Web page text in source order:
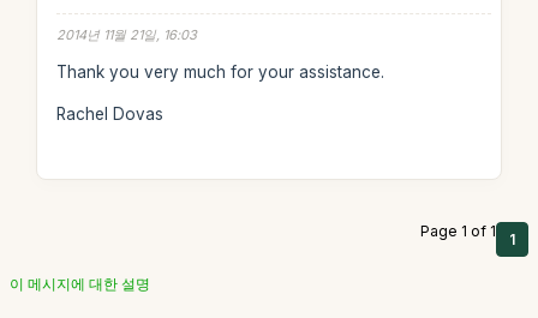
2014년 11월 21일, 16:03
Thank you very much for your assistance.
Rachel Dovas
Page 1 of 1 1
이 메시지에 대한 설명